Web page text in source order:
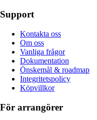
Support
Kontakta oss
Om oss
Vanliga frågor
Dokumentation
Önskemål & roadmap
Integritetspolicy
Köpvillkor
För arrangörer